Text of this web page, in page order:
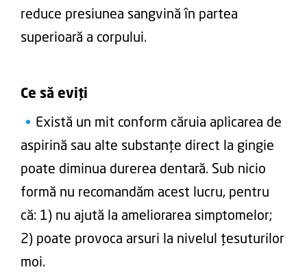
reduce presiunea sangvină în partea
superioară a corpului.
Ce să eviți
Există un mit conform căruia aplicarea de
aspirină sau alte substanțe direct la gingie
poate diminua durerea dentară. Sub nicio
formă nu recomandăm acest lucru, pentru
că: 1) nu ajută la ameliorarea simptomelor;
2) poate provoca arsuri la nivelul țesuturilor
moi.